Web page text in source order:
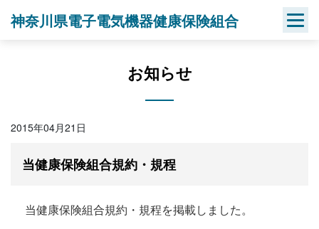
神奈川県電子電気機器健康保険組合
お知らせ
2015年04月21日
当健康保険組合規約・規程
当健康保険組合規約・規程を掲載しました。